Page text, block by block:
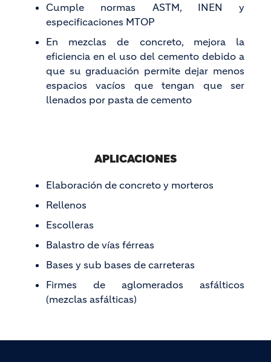
Cumple normas ASTM, INEN y
especificaciones MTOP
En mezclas de concreto, mejora la
eficiencia en el uso del cemento debido a
que su graduación permite dejar menos
espacios vacíos que tengan que ser
llenados por pasta de cemento
APLICACIONES
Elaboración de concreto y morteros
Rellenos
Escolleras
Balastro de vías férreas
Bases y sub bases de carreteras
Firmes de aglomerados asfálticos
(mezclas asfálticas)